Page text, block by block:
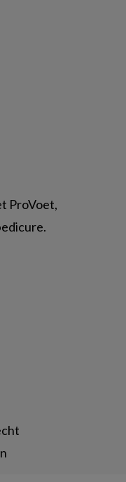
ProVoet,